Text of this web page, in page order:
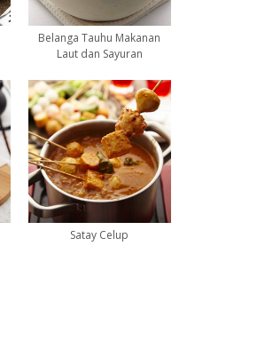
Belanga Tauhu Makanan
Laut dan Sayuran
Satay Celup